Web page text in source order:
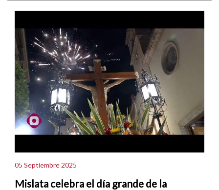
05 Septiembre 2025
Mislata celebra el día grande de la